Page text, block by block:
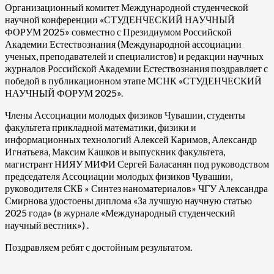
Организационный комитет Международной студенческой
научной конференции «СТУДЕНЧЕСКИЙ НАУЧНЫЙ
ФОРУМ 2025» совместно с Президиумом Российской
Академии Естествознания (Международной ассоциации
ученых, преподавателей и специалистов) и редакции научных
журналов Российской Академии Естествознания поздравляет с
победой в публикационном этапе МСНК «СТУДЕНЧЕСКИЙ
НАУЧНЫЙ ФОРУМ 2025».
Члены Ассоциации молодых физиков Чувашии, студенты
факультета прикладной математики, физики и
информационных технологий Алексей Каримов, Александр
Игнатьева, Максим Кашков и выпускник факультета,
магистрант НИЯУ МИФИ Сергей Баласанян под руководством
председателя Ассоциации молодых физиков Чувашии,
руководителя СКБ » Синтез наноматериалов» ЧГУ Александра
Смирнова удостоены диплома «За лучшую научную статью
2025 года» (в журнале «Международный студенческий
научный вестник») .
Поздравляем ребят с достойным результатом.